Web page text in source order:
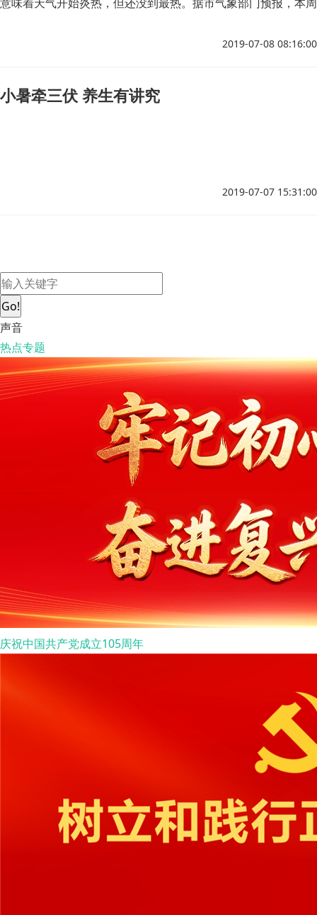
2019-07-08 08:16:00
小暑牵三伏 养生有讲究
2019-07-07 15:31:00
Go!
声音
热点专题
庆祝中国共产党成立105周年